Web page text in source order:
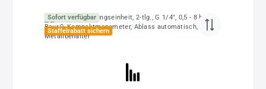
Sofort verfügbar
Staffelrabatt sichern